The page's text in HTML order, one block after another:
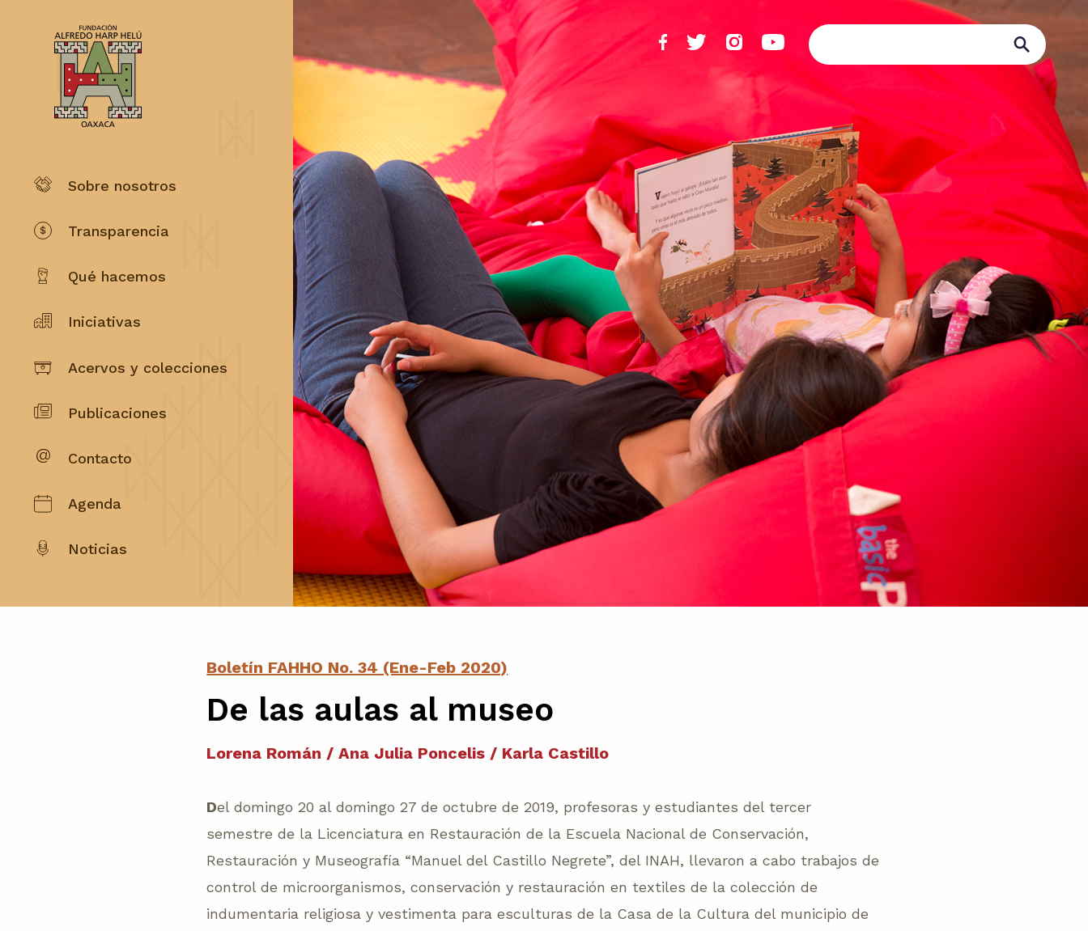
Sobre nosotros
Transparencia
Qué hacemos
Iniciativas
Acervos y colecciones
Publicaciones
Contacto
Agenda
Noticias
Boletín FAHHO No. 34 (Ene-Feb 2020)
De las aulas al museo
Lorena Román / Ana Julia Poncelis / Karla Castillo
Del domingo 20 al domingo 27 de octubre de 2019, profesoras y estudiantes del tercer
semestre de la Licenciatura en Restauración de la Escuela Nacional de Conservación,
Restauración y Museografía “Manuel del Castillo Negrete”, del INAH, llevaron a cabo trabajos de
control de microorganismos, conservación y restauración en textiles de la colección de
indumentaria religiosa y vestimenta para esculturas de la Casa de la Cultura del municipio de